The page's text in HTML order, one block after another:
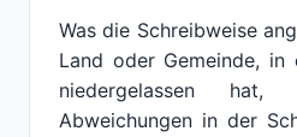
Was die Schreibweise
Land oder Gemeinde,
niedergelassen hat,
Abweichungen in der